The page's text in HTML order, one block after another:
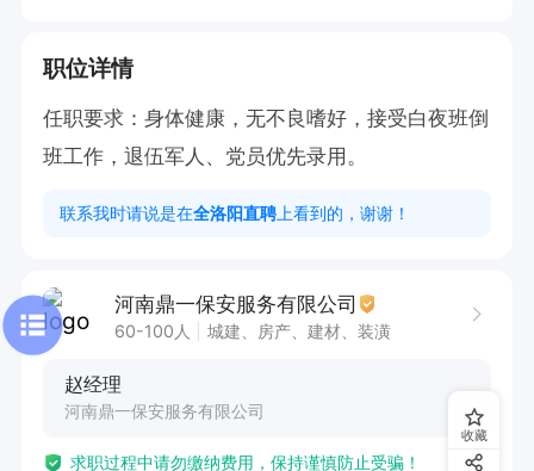
职位详情
任职要求：身体健康，无不良嗜好，接受白夜班倒
班工作，退伍军人、党员优先录用。
联系我时请说是在全洛阳直聘 上看到的，谢谢！
河南鼎一保安服务有限公司
60-100人 城建、房产、建材、装潢
赵经理
河南鼎一保安服务有限公司
求职过程中请勿缴纳费用，保持谨慎防止受骗！
收藏